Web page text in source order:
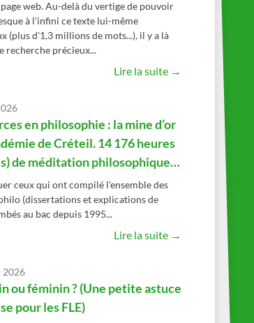
web. Au-delà du vertige de pouvoir
à l'infini ce texte lui-même
(plus d'1,3 millions de mots...), il y a là
recherche précieux...
Lire la suite →
en philosophie : la mine d’or
de Créteil. 14 176 heures
de méditation philosophique…
ceux qui ont compilé l'ensemble des
(dissertations et explications de
au bac depuis 1995...
Lire la suite →
2026
ou féminin ? (Une petite astuce
pour les FLE)